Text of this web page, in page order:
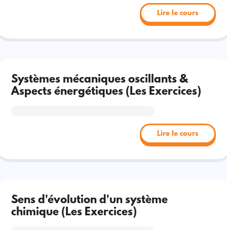
Lire le cours
Systèmes mécaniques oscillants &
Aspects énergétiques (Les Exercices)
Lire le cours
Sens d'évolution d'un système
chimique (Les Exercices)